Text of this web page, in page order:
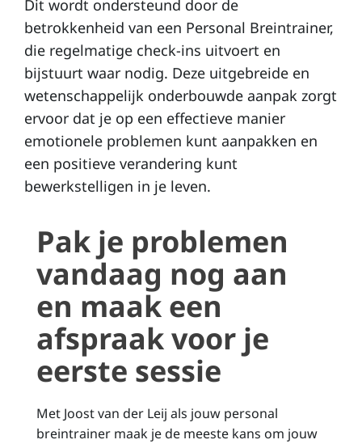
Dit wordt ondersteund door de
betrokkenheid van een Personal Breintrainer,
die regelmatige check-ins uitvoert en
bijstuurt waar nodig. Deze uitgebreide en
wetenschappelijk onderbouwde aanpak zorgt
ervoor dat je op een effectieve manier
emotionele problemen kunt aanpakken en
een positieve verandering kunt
bewerkstelligen in je leven.
Pak je problemen
vandaag nog aan
en maak een
afspraak voor je
eerste sessie
Met Joost van der Leij als jouw personal
breintrainer maak je de meeste kans om jouw